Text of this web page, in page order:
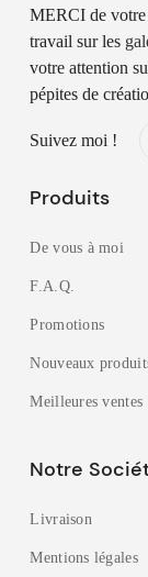
MERCI de votre
travail sur les
votre attention
pépites de
Suivez moi !
Produits
De vous à moi
F.A.Q.
Promotions
Nouveaux
Meilleures ventes
Notre
Livraison
Mentions légales